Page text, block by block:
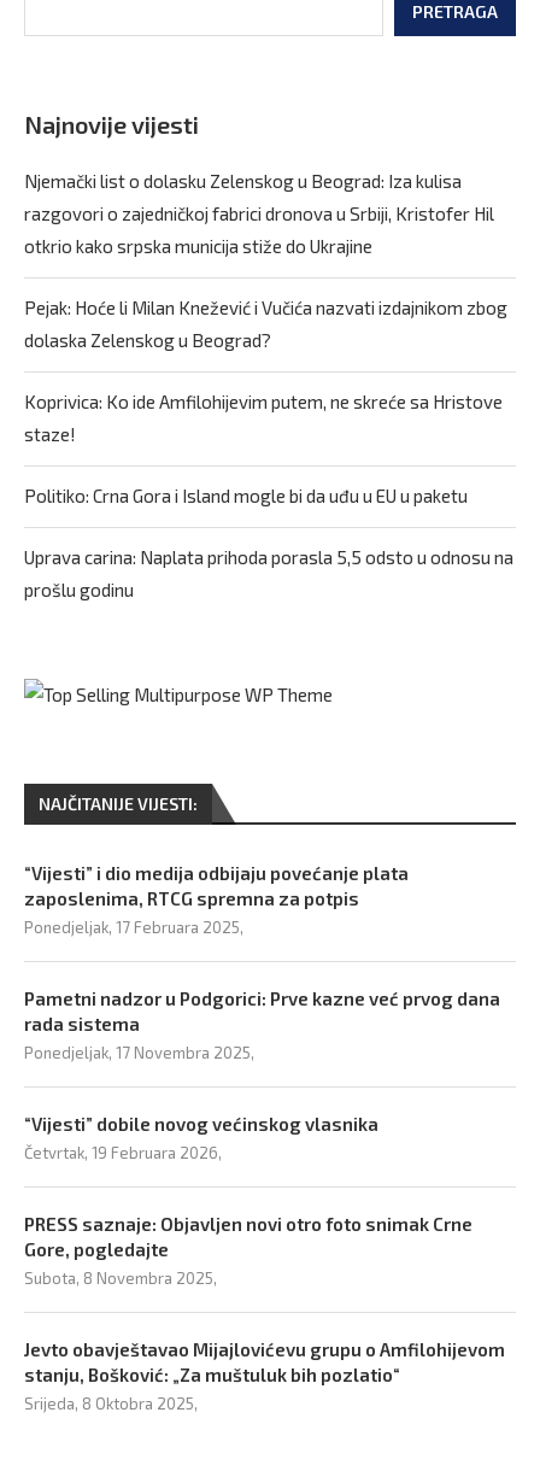
PRETRAGA
Najnovije vijesti
Njemački list o dolasku Zelenskog u Beograd: Iza kulisa
razgovori o zajedničkoj fabrici dronova u Srbiji, Kristofer Hil
otkrio kako srpska municija stiže do Ukrajine
Pejak: Hoće li Milan Knežević i Vučića nazvati izdajnikom zbog
dolaska Zelenskog u Beograd?
Koprivica: Ko ide Amfilohijevim putem, ne skreće sa Hristove
staze!
Politiko: Crna Gora i Island mogle bi da uđu u EU u paketu
Uprava carina: Naplata prihoda porasla 5,5 odsto u odnosu na
prošlu godinu
NAJČITANIJE VIJESTI:
“Vijesti” i dio medija odbijaju povećanje plata
zaposlenima, RTCG spremna za potpis
Ponedjeljak, 17 Februara 2025,
Pametni nadzor u Podgorici: Prve kazne već prvog dana
rada sistema
Ponedjeljak, 17 Novembra 2025,
“Vijesti” dobile novog većinskog vlasnika
Četvrtak, 19 Februara 2026,
PRESS saznaje: Objavljen novi otro foto snimak Crne
Gore, pogledajte
Subota, 8 Novembra 2025,
Jevto obavještavao Mijajlovićevu grupu o Amfilohijevom
stanju, Bošković: „Za muštuluk bih pozlatio“
Srijeda, 8 Oktobra 2025,